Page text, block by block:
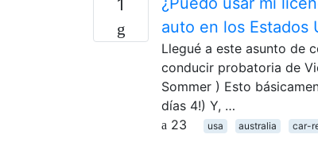
1
auto en los Estados
Llegué a este asunto de
conducir probatoria de
Sommer ) Esto
días 4!) Y, …
23
usa australia car-